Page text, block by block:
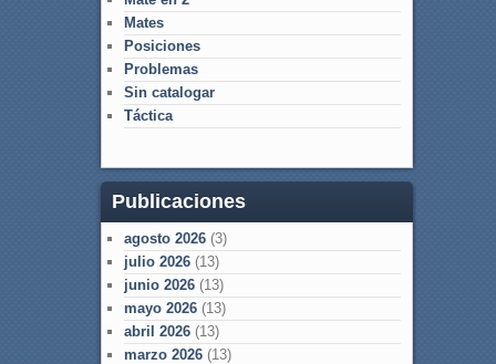
Mates
Posiciones
Problemas
Sin catalogar
Táctica
Publicaciones
agosto 2026(3)
julio 2026(13)
junio 2026(13)
mayo 2026(13)
abril 2026(13)
marzo 2026(13)